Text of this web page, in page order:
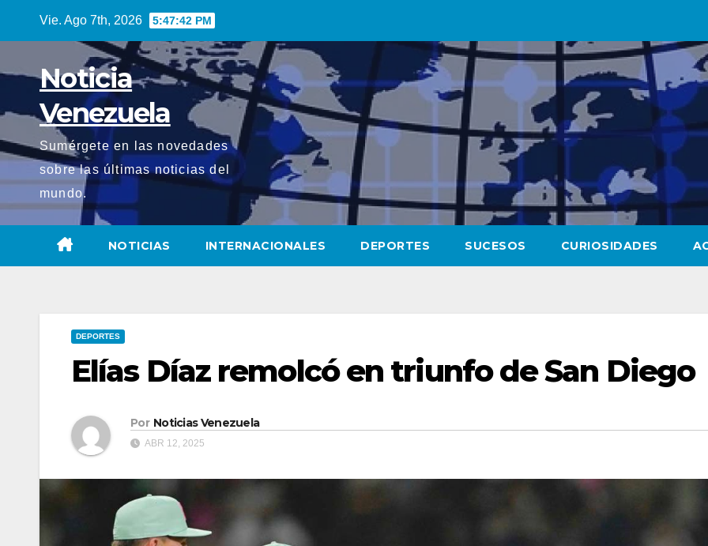
Vie. Ago 7th, 2026 5:47:43 PM
Noticia
Venezuela
Sumérgete en las novedades
sobre las últimas noticias del
mundo.
NOTICIAS INTERNACIONALES DEPORTES SUCESOS CURIOSIDADES
DEPORTES
Elías Díaz remolcó en triunfo de San Diego
Por Noticias Venezuela
ABR 12, 2025